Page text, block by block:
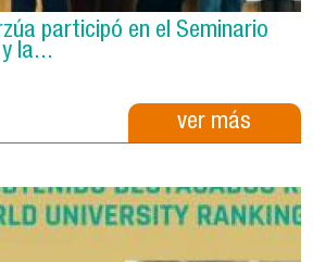
participó en el Seminario
la...
ver más